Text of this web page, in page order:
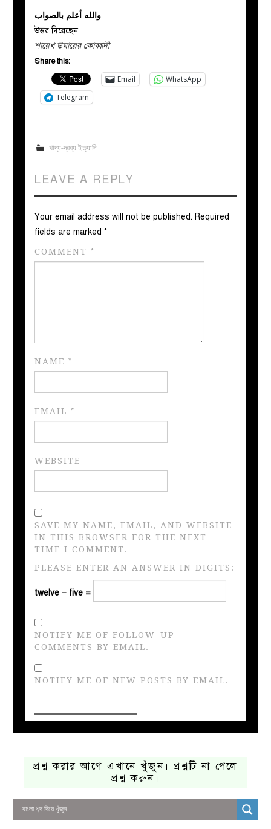
والله أعلم بالصواب
উত্তর দিয়েছেন
শায়েখ উমায়ের কোব্বাদী
Share this:
Email
WhatsApp
Telegram
খাদ্য-দ্রব্য ইত্যাদি
LEAVE A REPLY
Your email address will not be published. Required
fields are marked*
COMMENT*
NAME*
EMAIL*
WEBSITE
SAVE MY NAME, EMAIL, AND WEBSITE
IN THIS BROWSER FOR THE NEXT
TIME I COMMENT.
PLEASE ENTER AN ANSWER IN DIGITS:
twelve − five =
NOTIFY ME OF FOLLOW-UP
COMMENTS BY EMAIL.
NOTIFY ME OF NEW POSTS BY EMAIL.
প্রশ্ন করার আগে এখানে খুঁজুন। প্রশ্নটি না পেলে
প্রশ্ন করুন।